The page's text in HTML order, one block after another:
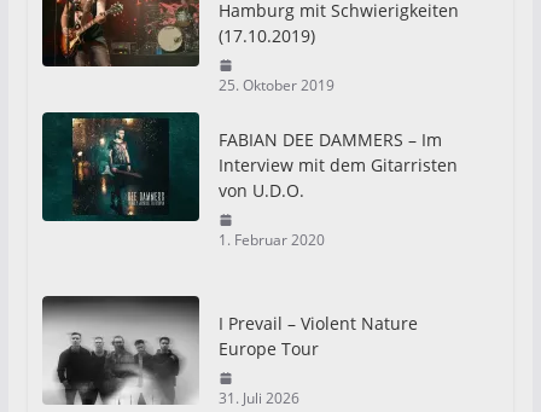
Hamburg mit Schwierigkeiten
(17.10.2019)
25. Oktober 2019
FABIAN DEE DAMMERS – Im
Interview mit dem Gitarristen
von U.D.O.
1. Februar 2020
I Prevail – Violent Nature
Europe Tour
31. Juli 2026